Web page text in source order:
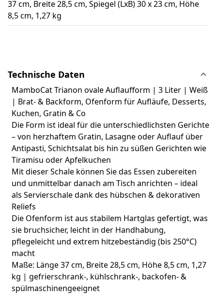
37 cm, Breite 28,5 cm, Spiegel (LxB) 30 x 23 cm, Höhe
8,5 cm, 1,27 kg
Technische Daten
MamboCat Trianon ovale Auflaufform | 3 Liter | Weiß
| Brat- & Backform, Ofenform für Aufläufe, Desserts,
Kuchen, Gratin & Co
Die Form ist ideal für die unterschiedlichsten Gerichte
– von herzhaftem Gratin, Lasagne oder Auflauf über
Antipasti, Schichtsalat bis hin zu süßen Gerichten wie
Tiramisu oder Apfelkuchen
Mit dieser Schale können Sie das Essen zubereiten
und unmittelbar danach am Tisch anrichten – ideal
als Servierschale dank des hübschen & dekorativen
Reliefs
Die Ofenform ist aus stabilem Hartglas gefertigt, was
sie bruchsicher, leicht in der Handhabung,
pflegeleicht und extrem hitzebeständig (bis 250°C)
macht
Maße: Länge 37 cm, Breite 28,5 cm, Höhe 8,5 cm, 1,27
kg | gefrierschrank-, kühlschrank-, backofen- &
spülmaschinengeeignet